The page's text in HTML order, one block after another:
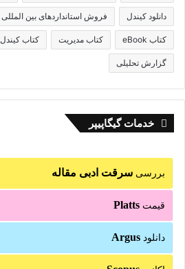
دانلود کیندل فروش استانداردهای بین المللی
کتاب eBook کتاب مدیریت کتاب کیندل
گزارش تحلیلی
خدمات گیگاپیپر
بررسی سرقت ادبی مقاله
قیمت Platts
دانلود Argus